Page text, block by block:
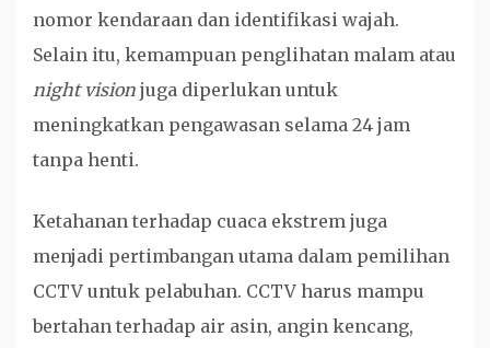
nomor kendaraan dan identifikasi wajah.
Selain itu, kemampuan penglihatan malam atau
night vision juga diperlukan untuk
meningkatkan pengawasan selama 24 jam
tanpa henti.
Ketahanan terhadap cuaca ekstrem juga
menjadi pertimbangan utama dalam pemilihan
CCTV untuk pelabuhan. CCTV harus mampu
bertahan terhadap air asin, angin kencang,